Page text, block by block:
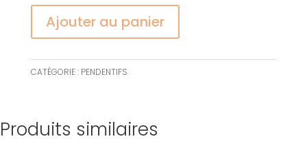
Ajouter au panier
CATÉGORIE : PENDENTIFS
Produits similaires